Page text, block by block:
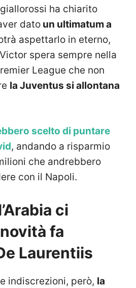
ha chiarito
dato un ultimatum a
aspettarlo in eterno,
spera sempre nella
League che non
la Juventus si allontana
scelto di puntare
, andando a risparmio
che andrebbero
con il Napoli.
ci
fa
Laurentiis
indiscrezioni, però, la